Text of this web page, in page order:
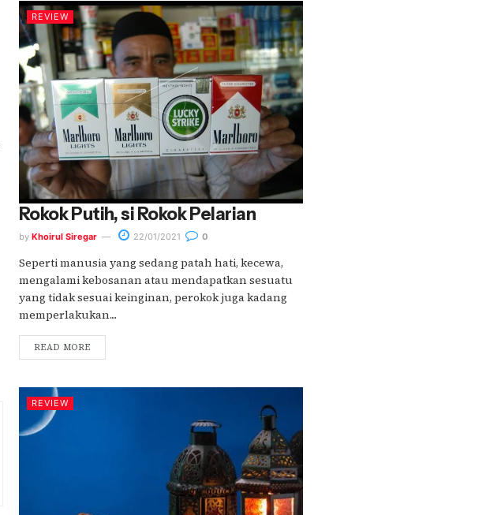
REVIEW
Rokok Putih, si Rokok Pelarian
by Khoirul Siregar 22/01/2021 0
Seperti manusia yang sedang patah hati, kecewa,
mengalami kebosanan atau mendapatkan sesuatu
yang tidak sesuai keinginan, perokok juga kadang
memperlakukan....
READ MORE
REVIEW